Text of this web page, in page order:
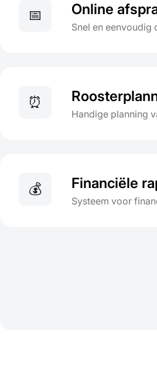
📅 Online
Snel en eenvoudig
⏰
Handige planning
💰 Financiële
Systeem voor